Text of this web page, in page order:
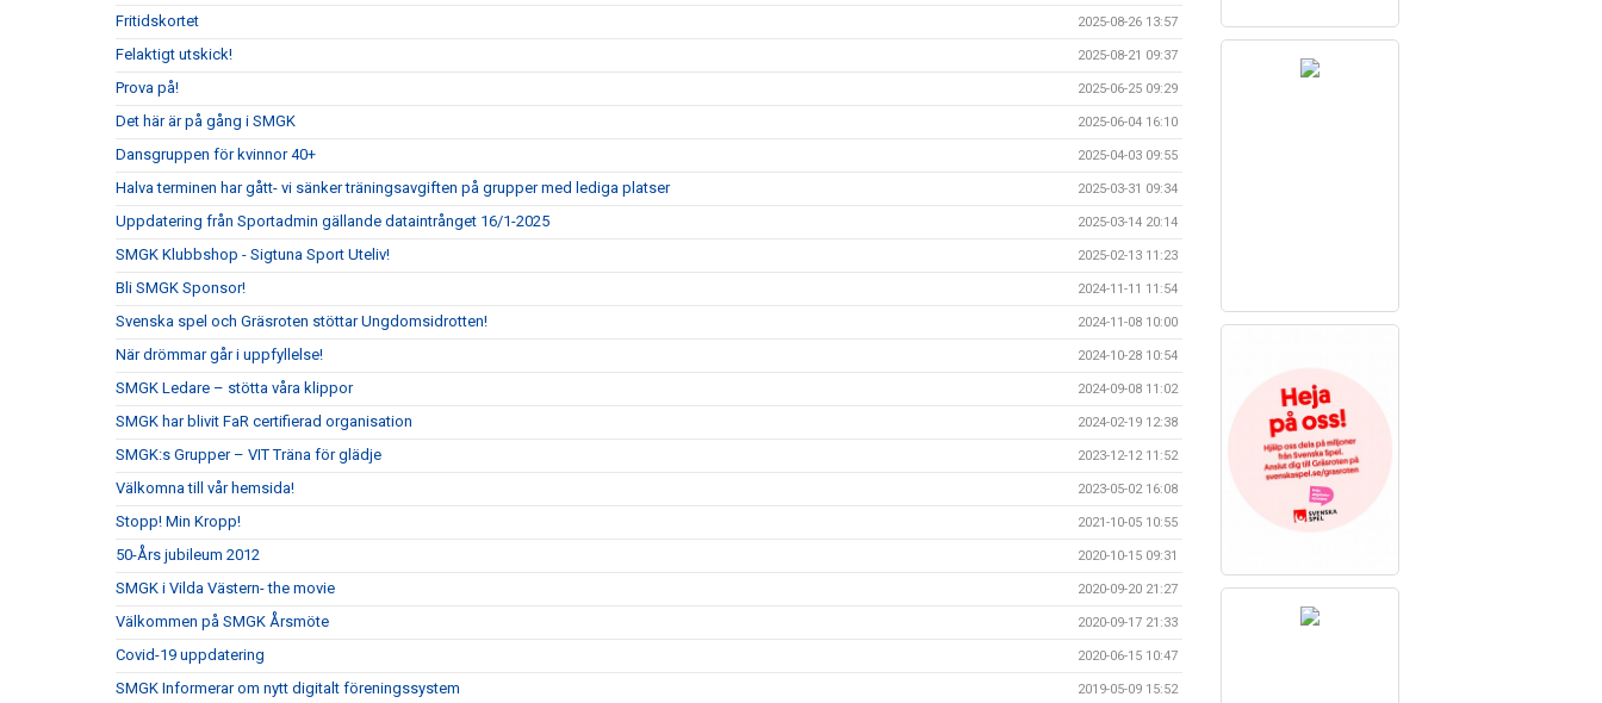
Fritidskortet 2025-08-26 13:57
Felaktigt utskick! 2025-08-21 09:37
Prova på! 2025-06-25 09:29
Det här är på gång i SMGK 2025-06-04 16:10
Dansgruppen för kvinnor 40+ 2025-04-03 09:55
Halva terminen har gått- vi sänker träningsavgiften på grupper med lediga platser 2025-03-31 09:34
Uppdatering från Sportadmin gällande dataintrånget 16/1-2025 2025-03-14 20:14
SMGK Klubbshop - Sigtuna Sport Uteliv! 2025-02-13 11:23
Bli SMGK Sponsor! 2024-11-11 11:54
Svenska spel och Gräsroten stöttar Ungdomsidrotten! 2024-11-08 10:00
När drömmar går i uppfyllelse! 2024-10-28 10:54
SMGK Ledare – stötta våra klippor 2024-09-08 11:02
SMGK har blivit FaR certifierad organisation 2024-02-19 12:38
SMGK:s Grupper – VIT Träna för glädje 2023-12-12 11:52
Välkomna till vår hemsida! 2023-05-02 16:08
Stopp! Min Kropp! 2021-10-05 10:55
50-Års jubileum 2012 2020-10-15 09:31
SMGK i Vilda Västern- the movie 2020-09-20 21:27
Välkommen på SMGK Årsmöte 2020-09-17 21:33
Covid-19 uppdatering 2020-06-15 10:47
SMGK Informerar om nytt digitalt föreningssystem 2019-05-09 15:52